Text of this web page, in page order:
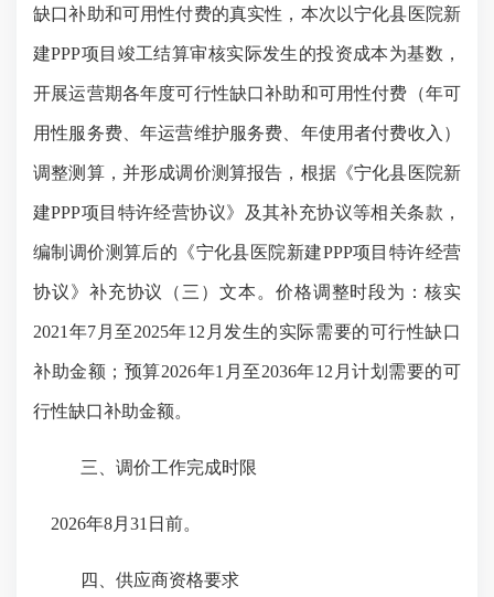
缺口补助和可用性付费的真实性，本次以宁化县医院新
建PPP项目 竣工结算审核实际发生的投资成本为基数，
开展运营期各年度可行性缺口补助和可用性付费（年可
用性服务费、年运营维护服务费、年使用者付费收入）
调整测算，并形成调价测算报告，根据《宁化县医院新
建PPP项目特许经营协议》及其补充协议等相关条款，
编制调价测算后的《宁化县医院新建PPP项目特许经营
协议》补充协议（三）文本。价格调整时段为：核实
2021年7月至2025年12月发生的实际需要的可行性缺口
补助金额；预算2026年1月至2036年12月计划需要的可
行性缺口补助金额。
三、调价工作完成时限
2026年8月31日前。
四、供应商资格要求